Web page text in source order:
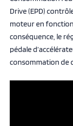
Drive (EPD)
moteur en
conséquence, le
pédale
consommation de